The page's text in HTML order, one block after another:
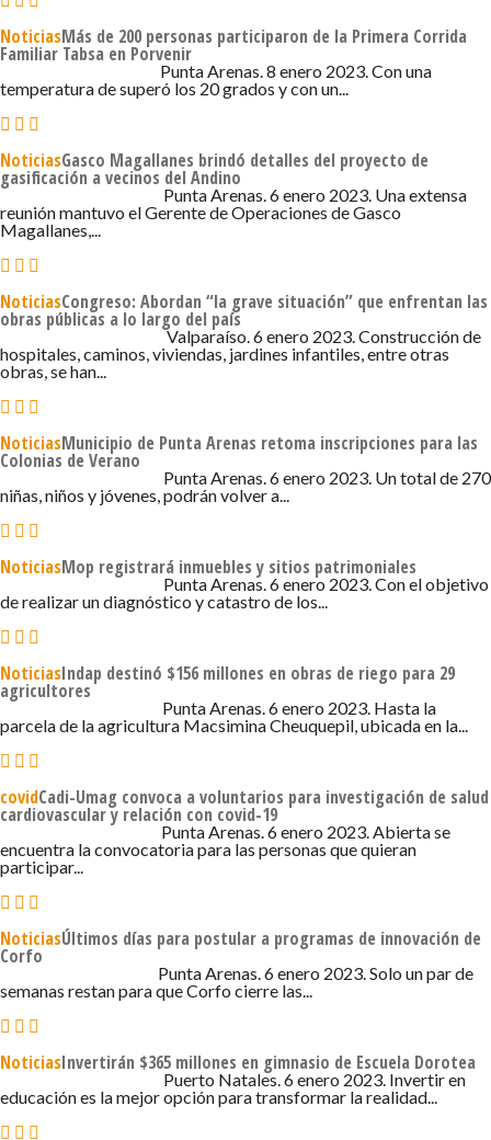
NoticiasMás de 200 personas participaron de la Primera Corrida
Familiar Tabsa en Porvenir
Punta Arenas. 8 enero 2023. Con una
temperatura de superó los 20 grados y con un...
NoticiasGasco Magallanes brindó detalles del proyecto de
gasificación a vecinos del Andino
6 DE ENERO DE 2023 - 4:15 Punta Arenas. 6 enero 2023. Una extensa
reunión mantuvo el Gerente de Operaciones de Gasco
Magallanes,...
NoticiasCongreso: Abordan “la grave situación” que enfrentan las
obras públicas a lo largo del país
6 DE ENERO DE 2023 - 2:49Valparaíso. 6 enero 2023. Construcción de
hospitales, caminos, viviendas, jardines infantiles, entre otras
obras, se han...
NoticiasMunicipio de Punta Arenas retoma inscripciones para las
Colonias de Verano
Punta Arenas. 6 enero 2023. Un total de 270
niñas, niños y jóvenes, podrán volver a...
NoticiasMop registrará inmuebles y sitios patrimoniales
6 DE ENERO DE 2023 - 1:39 Punta Arenas. 6 enero 2023. Con el objetivo
de realizar un diagnóstico y catastro de los...
NoticiasIndap destinó $156 millones en obras de riego para 29
agricultores
6 DE ENERO DE 2023 - 1:32 Punta Arenas. 6 enero 2023. Hasta la
parcela de la agricultura Macsimina Cheuquepil, ubicada en la...
covidCadi-Umag convoca a voluntarios para investigación de salud
cardiovascular y relación con covid-19
6 DE ENERO DE 2023 - 1:14 Punta Arenas. 6 enero 2023. Abierta se
encuentra la convocatoria para las personas que quieran
participar...
NoticiasÚltimos días para postular a programas de innovación de
Corfo
Punta Arenas. 6 enero 2023. Solo un par de
semanas restan para que Corfo cierre las...
NoticiasInvertirán $365 millones en gimnasio de Escuela Dorotea
Puerto Natales. 6 enero 2023. Invertir en
educación es la mejor opción para transformar la realidad...